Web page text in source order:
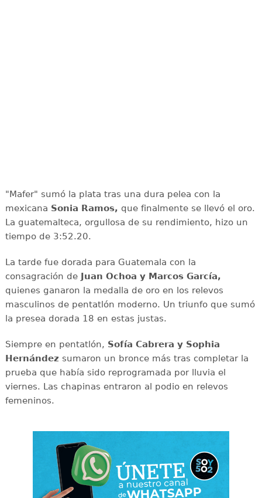
"Mafer" sumó la plata tras una dura pelea con la
mexicana Sonia Ramos, que finalmente se llevó el oro.
La guatemalteca, orgullosa de su rendimiento, hizo un
tiempo de 3:52.20.
La tarde fue dorada para Guatemala con la
consagración de Juan Ochoa y Marcos García,
quienes ganaron la medalla de oro en los relevos
masculinos de pentatlón moderno. Un triunfo que sumó
la presea dorada 18 en estas justas.
Siempre en pentatlón, Sofía Cabrera y Sophia
Hernández sumaron un bronce más tras completar la
prueba que había sido reprogramada por lluvia el
viernes. Las chapinas entraron al podio en relevos
femeninos.